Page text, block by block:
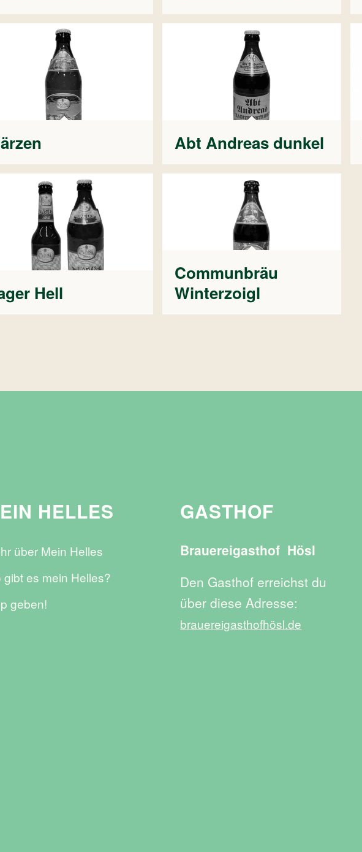
Abt Andreas dunkel
Hell
Communbräu
Winterzoigl
HELLES
über Mein Helles
gibt es mein Helles?
geben!
GASTHOF
Brauereigasthof Hösl
Den Gasthof erreichst du
über diese Adresse:
brauereigasthofhösl.de